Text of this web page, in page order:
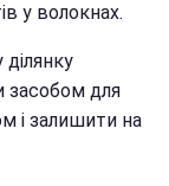
у волокнах.
засобом для
і залишити на